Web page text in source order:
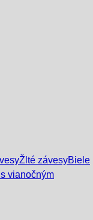
Žlté závesyBiele
vianočným